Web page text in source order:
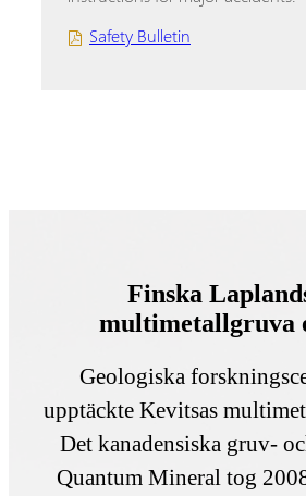
Safety Bulletin
Finska
multimetallgruva
Geologiska
upptäckte Kevitsas
Det kanadensiska gruv-
Quantum Mineral tog